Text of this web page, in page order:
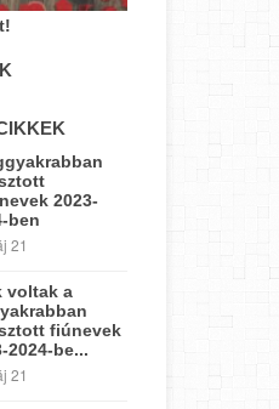
2023-
ben
21
voltak a
fiúnevek
2024-be...
21